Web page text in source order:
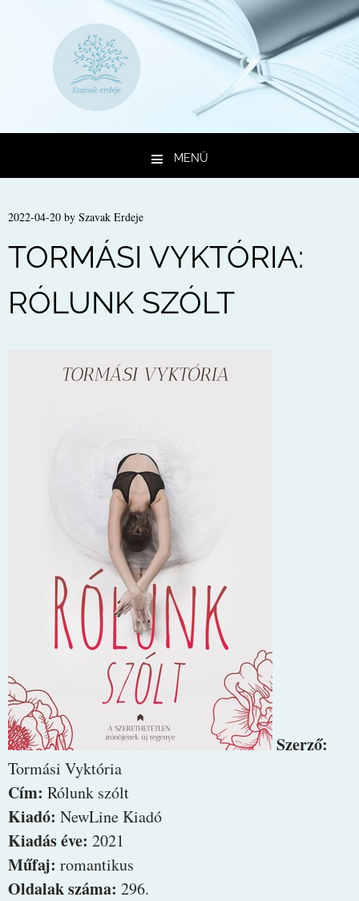
MENÜ
2022-04-20 by Szavak Erdeje
TORMÁSI VYKTÓRIA:
RÓLUNK SZÓLT
Szerző:
Tormási Vyktória
Cím: Rólunk szólt
Kiadó: NewLine Kiadó
Kiadás éve: 2021
Műfaj: romantikus
Oldalak száma: 296.